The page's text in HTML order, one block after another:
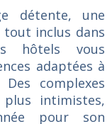
détente, une
tout inclus dans
hôtelsvous
adaptées à
Des complexes
plus intimistes,
pour son